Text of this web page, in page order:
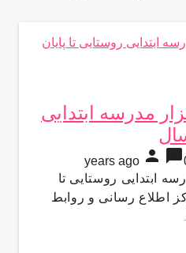
کتابخانه 3 هزار مدرسه ابتدایی
person chat_bubble
3 هزار مدرسه ابتدایی روستایی تا
اطلاع رسانی و روابط